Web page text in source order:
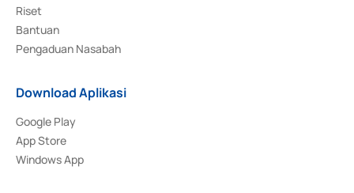
Riset
Bantuan
Pengaduan Nasabah
Download Aplikasi
Google Play
App Store
Windows App